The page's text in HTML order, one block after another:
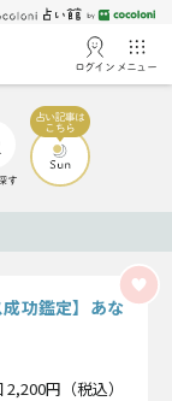
ログイン メニュー
す
功鑑定】あな
2,200円（税込）